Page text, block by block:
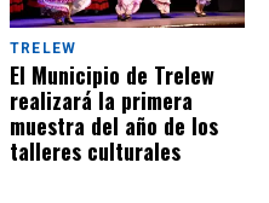
TRELEW
El Municipio de Trelew
realizará la primera
muestra del año de los
talleres culturales